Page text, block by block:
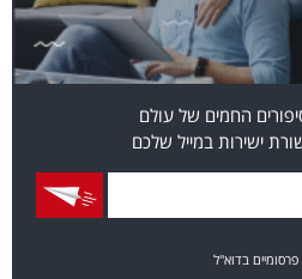
החמים של עולם
ישירות במייל שלכם
פרסומיים בדוא"ל